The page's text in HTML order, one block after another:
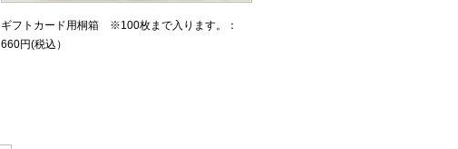
ギフトカード用桐箱 ※100枚まで入ります。：
660円(税込）